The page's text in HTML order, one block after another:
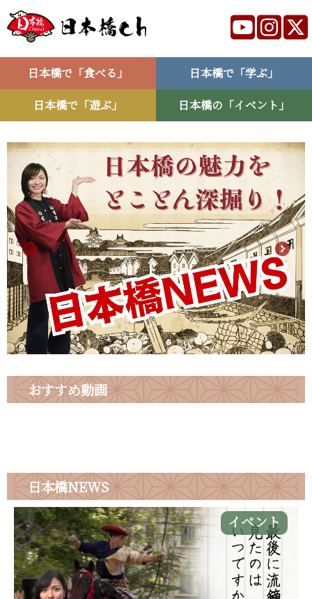
日本橋で「食べる」
日本橋で「学ぶ」
日本橋で「遊ぶ」
日本橋の「イベント」
おすすめ動画
日本橋NEWS
イベント